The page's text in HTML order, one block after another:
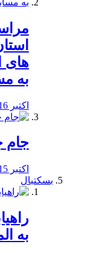
های
به
اکتبر 16, 2019
جام
اکتبر 15, 2019
بسکتبال
به